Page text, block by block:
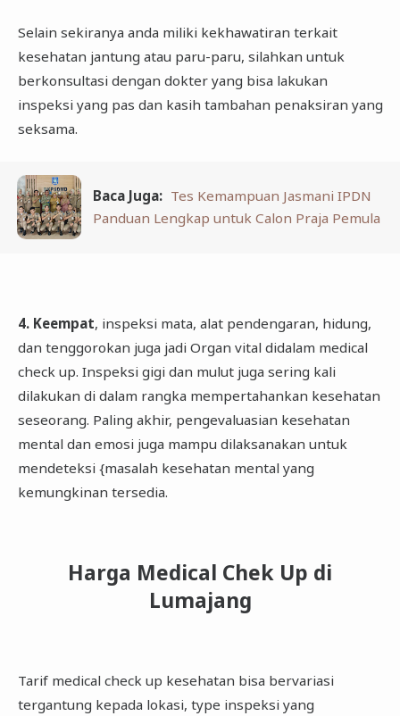
Selain sekiranya anda miliki kekhawatiran terkait
kesehatan jantung atau paru-paru, silahkan untuk
berkonsultasi dengan dokter yang bisa lakukan
inspeksi yang pas dan kasih tambahan penaksiran yang
seksama.
Baca Juga: Tes Kemampuan Jasmani IPDN
Panduan Lengkap untuk Calon Praja Pemula
4. Keempat, inspeksi mata, alat pendengaran, hidung,
dan tenggorokan juga jadi Organ vital didalam medical
check up. Inspeksi gigi dan mulut juga sering kali
dilakukan di dalam rangka mempertahankan kesehatan
seseorang. Paling akhir, pengevaluasian kesehatan
mental dan emosi juga mampu dilaksanakan untuk
mendeteksi {masalah kesehatan mental yang
kemungkinan tersedia.
Harga Medical Chek Up di
Lumajang
Tarif medical check up kesehatan bisa bervariasi
tergantung kepada lokasi, type inspeksi yang